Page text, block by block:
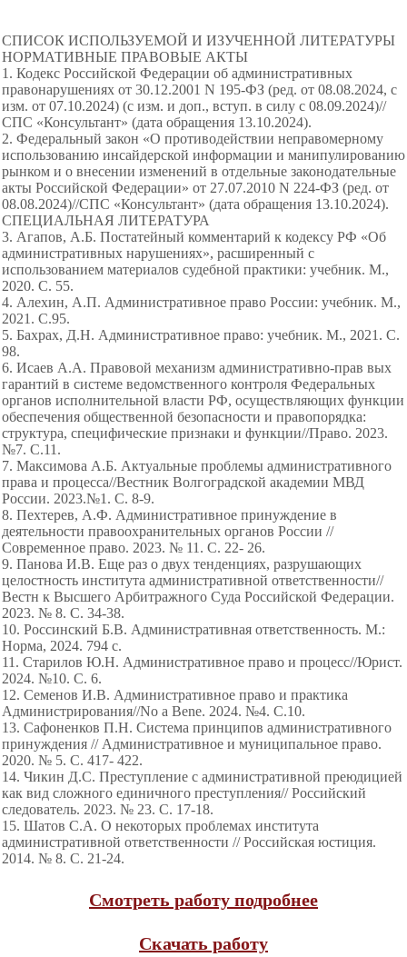
СПИСОК ИСПОЛЬЗУЕМОЙ И ИЗУЧЕННОЙ ЛИТЕРАТУРЫ
НОРМАТИВНЫЕ ПРАВОВЫЕ АКТЫ
1. Кодекс Российской Федерации об административных
правонарушениях от 30.12.2001 N 195-ФЗ (ред. от 08.08.2024, с
изм. от 07.10.2024) (с изм. и доп., вступ. в силу с 08.09.2024)//
СПС «Консультант» (дата обращения 13.10.2024).
2. Федеральный закон «О противодействии неправомерному
использованию инсайдерской информации и манипулированию
рынком и о внесении изменений в отдельные законодательные
акты Российской Федерации» от 27.07.2010 N 224-ФЗ (ред. от
08.08.2024)//СПС «Консультант» (дата обращения 13.10.2024).
СПЕЦИАЛЬНАЯ ЛИТЕРАТУРА
3. Агапов, А.Б. Постатейный комментарий к кодексу РФ «Об
административных нарушениях», расширенный с
использованием материалов судебной практики: учебник. М.,
2020. С. 55.
4. Алехин, А.П. Административное право России: учебник. М.,
2021. С.95.
5. Бахрах, Д.Н. Административное право: учебник. М., 2021. С.
98.
6. Исаев А.А. Правовой механизм административно-прав вых
гарантий в системе ведомственного контроля Федеральных
органов исполнительной власти РФ, осуществляющих функции
обеспечения общественной безопасности и правопорядка:
структура, специфические признаки и функции//Право. 2023.
№7. С.11.
7. Максимова А.Б. Актуальные проблемы административного
права и процесса//Вестник Волгоградской академии МВД
России. 2023.№1. С. 8-9.
8. Пехтерев, А.Ф. Административное принуждение в
деятельности правоохранительных органов России //
Современное право. 2023. № 11. С. 22- 26.
9. Панова И.В. Еще раз о двух тенденциях, разрушающих
целостность института административной ответственности//
Вестн к Высшего Арбитражного Суда Российской Федерации.
2023. № 8. С. 34-38.
10. Россинский Б.В. Административная ответственность. М.:
Норма, 2024. 794 с.
11. Старилов Ю.Н. Административное право и процесс//Юрист.
2024. №10. С. 6.
12. Семенов И.В. Административное право и практика
Администрирования//No a Bene. 2024. №4. С.10.
13. Сафоненков П.Н. Система принципов административного
принуждения // Административное и муниципальное право.
2020. № 5. С. 417- 422.
14. Чикин Д.С. Преступление с административной преюдицией
как вид сложного единичного преступления// Российский
следователь. 2023. № 23. С. 17-18.
15. Шатов С.А. О некоторых проблемах института
административной ответственности // Российская юстиция.
2014. № 8. С. 21-24.
Смотреть работу подробнее
Скачать работу